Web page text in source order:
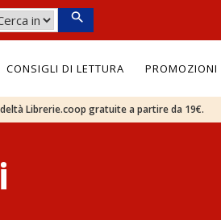
CONSIGLI DI LETTURA PROMOZIONI
Librerie.coop gratuite a partire da 19€.